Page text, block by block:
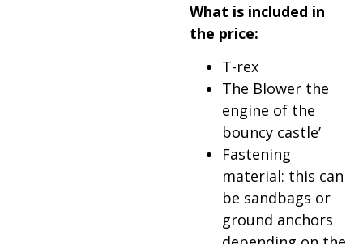
What is included in
the price:
T-rex
The Blower the
engine of the
bouncy castle’
Fastening
material: this can
be sandbags or
ground anchors